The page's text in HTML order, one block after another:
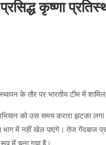
कृष्णा
के तौर पर भारतीय टीम में शामिल
को उस समय करारा झटका लगा
में नहीं खेल पाएंगे। तेज गेंदबाज